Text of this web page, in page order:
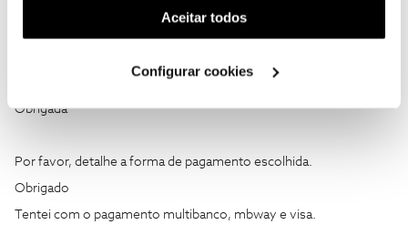
(cookies de publicidade personalizada). Pode gerir a
utilização dos cookies clicando em "Configurar
Aceitar todos
Configurar cookies
deu mesmo erro. Agora em modo normal com cachê é cookies
Obrigada
Por favor, detalhe a forma de pagamento escolhida.
Obrigado
Tentei com o pagamento multibanco, mbway e visa.